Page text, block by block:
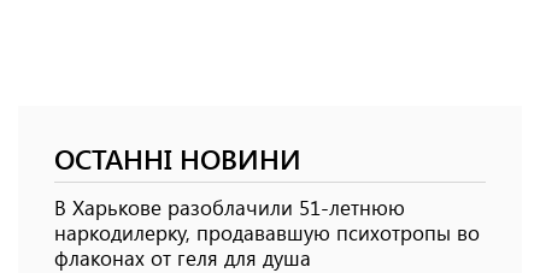
ОСТАННІ НОВИНИ
В Харькове разоблачили 51-летнюю
наркодилерку, продававшую психотропы во
флаконах от геля для душа